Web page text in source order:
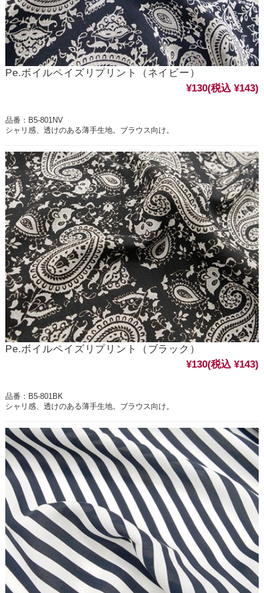
Pe.ボイルペイズリプリント（ネイビー）
¥130(税込 ¥143)
品番：B5-801NV
シャリ感、透けのある薄手生地。ブラウス向け。
Pe.ボイルペイズリプリント（ブラック）
¥130(税込 ¥143)
品番：B5-801BK
シャリ感、透けのある薄手生地。ブラウス向け。